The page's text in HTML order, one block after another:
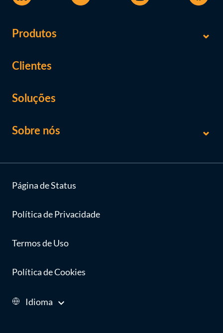
Página de Status
Política de Privacidade
Termos de Uso
Política de Cookies
Idioma
Produtos
Clientes
Soluções
Sobre nós